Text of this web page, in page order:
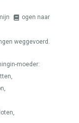
ogen naar
weggevoerd.
moeder: